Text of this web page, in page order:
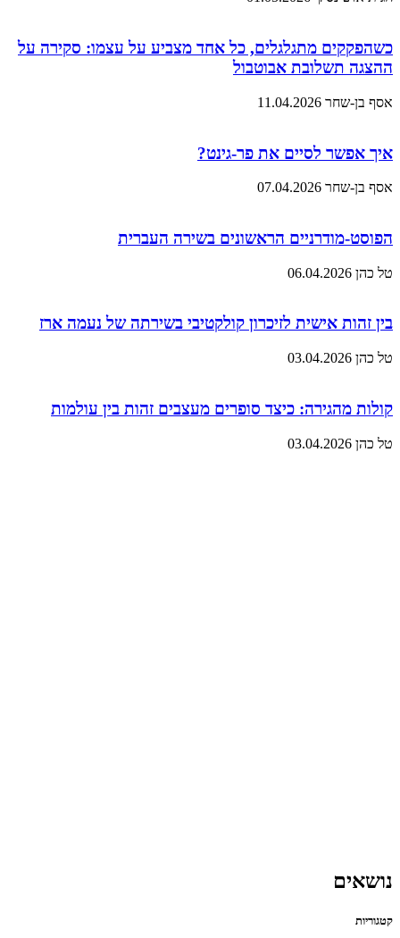
כשהפקקים מתגלגלים, כל אחד מצביע על עצמו: סקירה על
ההצגה תשלובת אבוטבול
אסף בן-שחר 11.04.2026
איך אפשר לסיים את פר-גינט?
אסף בן-שחר 07.04.2026
הפוסט-מודרניים הראשונים בשירה העברית
טל כהן 06.04.2026
בין זהות אישית לזיכרון קולקטיבי בשירתה של נעמה ארז
טל כהן 03.04.2026
קולות מהגירה: כיצד סופרים מעצבים זהות בין עולמות
טל כהן 03.04.2026
נושאים
קטגוריות